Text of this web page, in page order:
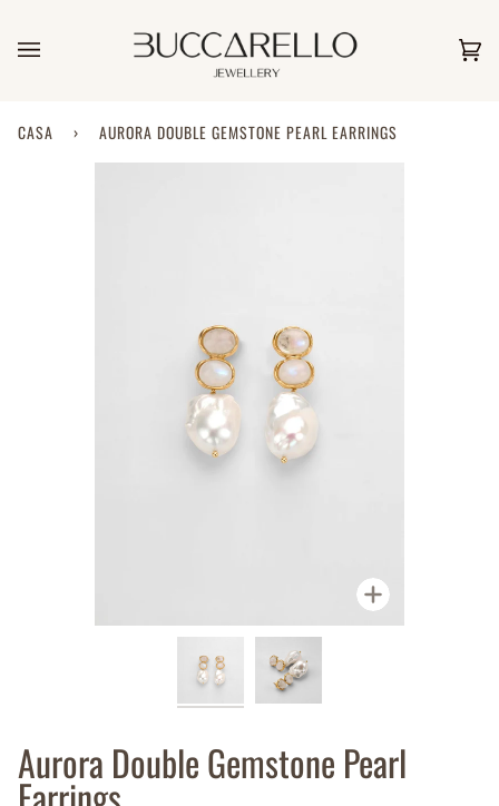
contenuto
CASA › AURORA DOUBLE GEMSTONE PEARL EARRINGS
Ingrandisci
Aurora Double Gemstone Pearl